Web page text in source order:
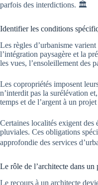
parfois des interdictions. 🏛️
Identifier les conditions
Les règles d’urbanisme
l’intégration paysagère et la
les vues, l’ensoleillement des
Les copropriétés imposent
n’interdit pas la surélévation
temps et de l’argent à un
Certaines localités exigent des
pluviales. Ces obligations
approfondie des services
Le rôle de l’architecte dans
Le recours à un architecte